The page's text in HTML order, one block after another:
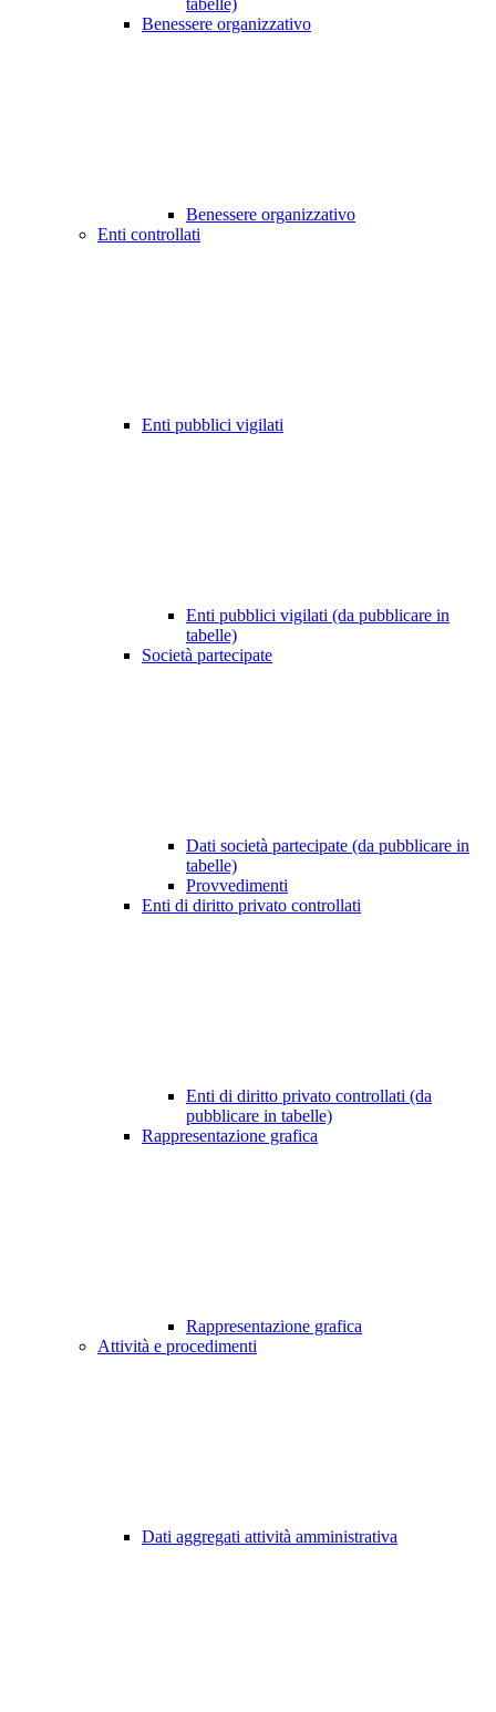
tabelle)
Benessere organizzativo
Benessere organizzativo
Enti controllati
Enti pubblici vigilati
Enti pubblici vigilati (da pubblicare in
tabelle)
Società partecipate
Dati società partecipate (da pubblicare in
tabelle)
Provvedimenti
Enti di diritto privato controllati
Enti di diritto privato controllati (da
pubblicare in tabelle)
Rappresentazione grafica
Rappresentazione grafica
Attività e procedimenti
Dati aggregati attività amministrativa